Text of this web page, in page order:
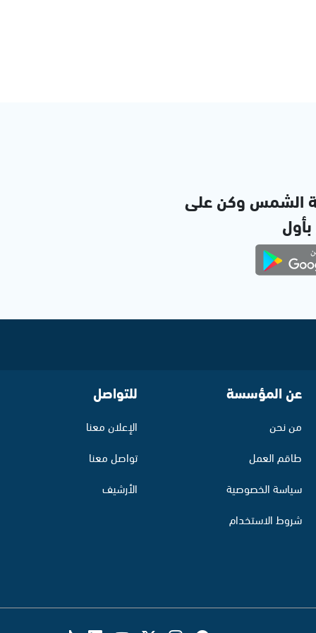
الشمس وكن على
بأول
عن المؤسسة
من نحن
طاقم العمل
سياسة الخصوصية
شروط الاستخدام
للتواصل
الإعلان معنا
تواصل معنا
الأرشيف